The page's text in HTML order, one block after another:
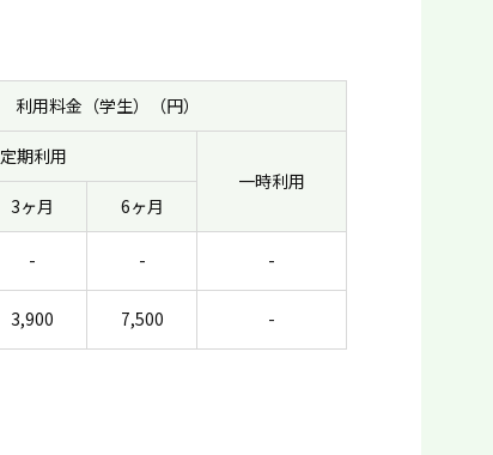
利用料金（学生）（円）
定期利用
一時利用
3ヶ月 6ヶ月
- - -
3,900 7,500 -